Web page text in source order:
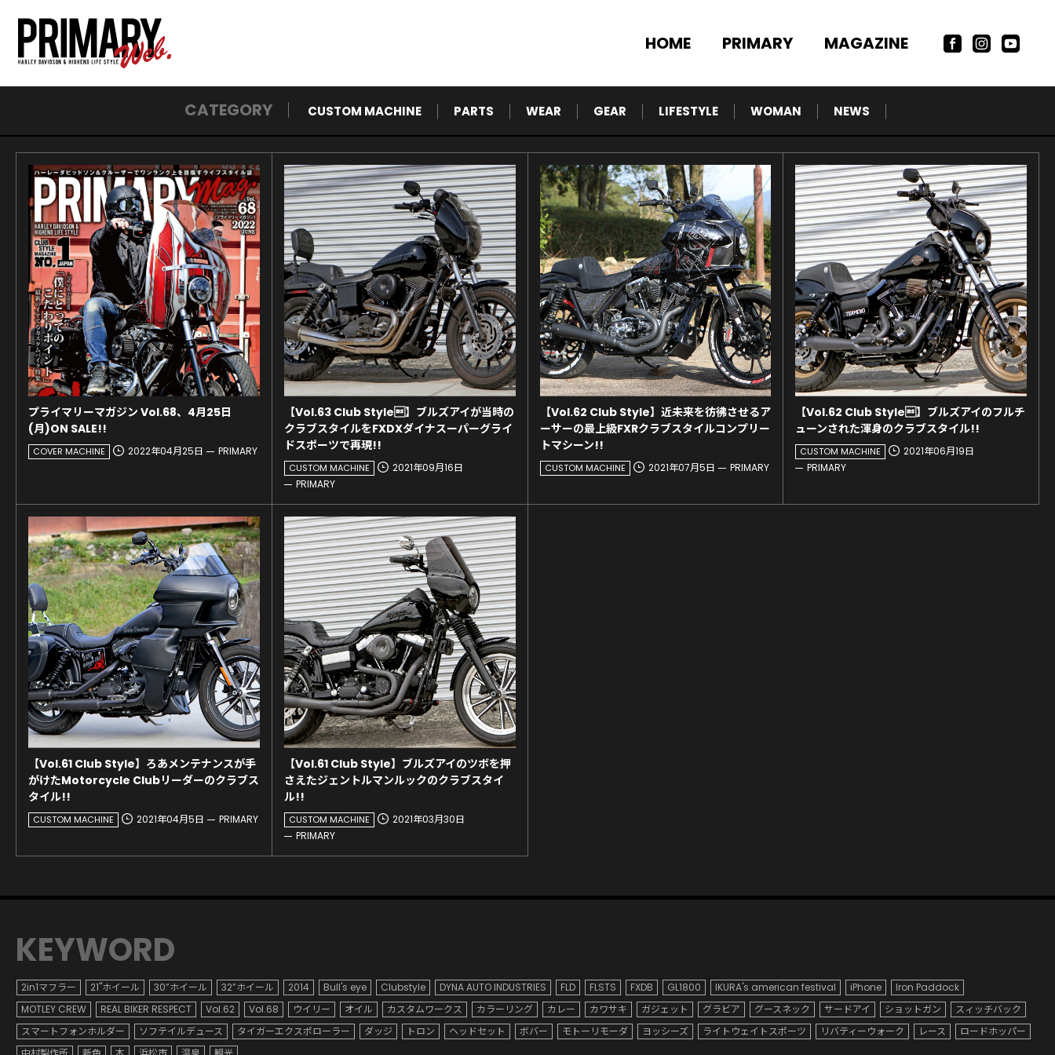
HOME PRIMARY MAGAZINE
CATEGORY CUSTOM MACHINE PARTS WEAR GEAR LIFESTYLE WOMAN NEWS
プライマリーマガジン Vol.68、4月25日
(月)ON SALE!!
COVER MACHINE 2022年04月25日 PRIMARY
【Vol.63 Club Style】ブルズアイが当時の
クラブスタイルをFXDXダイナスーパーグライ
ドスポーツで再現!!
CUSTOM MACHINE
2021年09月16日
PRIMARY
【Vol.62 Club Style】近未来を彷彿させるア
ーサーの最上級FXRクラブスタイルコンプリー
トマシーン!!
CUSTOM MACHINE 2021年07月5日 PRIMARY
【Vol.62 Club Style】ブルズアイのフルチ
ューンされた渾身のクラブスタイル!!
CUSTOM MACHINE
2021年06月19日
PRIMARY
【Vol.61 Club Style】ろあメンテナンスが手
がけたMotorcycle Clubリーダーのクラブス
タイル!!
CUSTOM MACHINE 2021年04月5日 PRIMARY
【Vol.61 Club Style】ブルズアイのツボを押
さえたジェントルマンルックのクラブスタイ
ル!!
CUSTOM MACHINE
2021年03月30日
PRIMARY
KEYWORD
2in1マフラー 21"ホイール 30”ホイール 32”ホイール 2014 Bull's eye Clubstyle DYNA AUTO INDUSTRIES FLD FLSTS FXDB GL1800 IKURA's american festival iPhone
Iron Paddock
MOTLEY CREW
REAL BIKER RESPECT Vol.62 Vol.68 ウイリー オイル カスタムワークス カラーリング カレー カワサキ ガジェット グラビア グースネック サードアイ ショットガン
スィッチバック
スマートフォンホルダー
ソフテイルデュース タイガーエクスポローラー ダッジ トロン ヘッドセット ボバー モトーリモーダ ヨッシーズ ライトウェイトスポーツ リバティーウォーク レース
ロードホッパー